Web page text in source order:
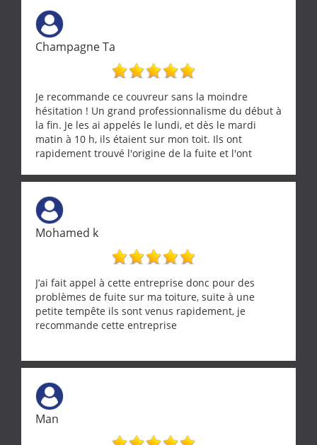
Champagne Ta
Je recommande ce couvreur sans la moindre
hésitation ! Un grand professionnalisme du début à
la fin. Je les ai appelés le lundi, et dès le mardi
matin à 10 h, ils étaient sur mon toit. Ils ont
rapidement trouvé l'origine de la fuite et l'ont
Une équipe sérieuse, réactive et compétente. C'est
vraiment rassurant de pouvoir compter sur des
artisans aussi professionnels. Merci encore !
Mohamed k
J’ai fait appel à cette entreprise donc pour des
problèmes de fuite sur ma toiture, suite à une
petite tempête ils sont venus rapidement, je
recommande cette entreprise
Man